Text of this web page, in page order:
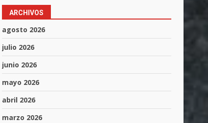
ARCHIVOS
agosto 2026
julio 2026
junio 2026
mayo 2026
abril 2026
marzo 2026